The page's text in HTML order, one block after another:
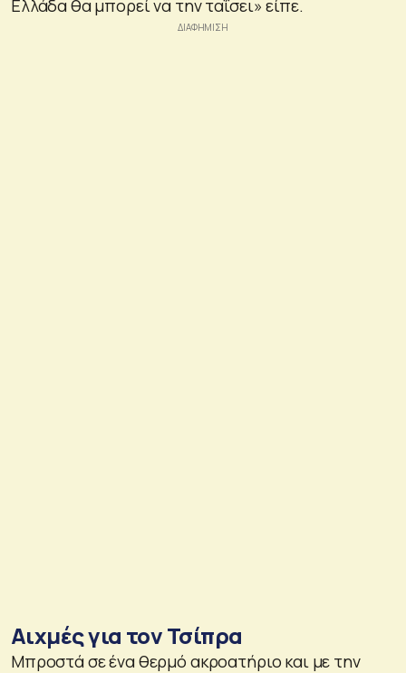
Ελλάδα θα μπορεί να την ταΐσει» είπε.
Αιχμές για τον Τσίπρα
Μπροστά σε ένα θερμό ακροατήριο και με την